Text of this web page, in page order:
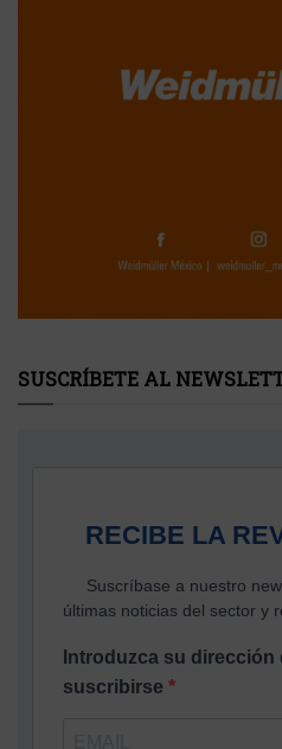
SUSCRÍBETE AL
RECIBE LA
Suscríbase a nuestro
últimas noticias del sector y
Introduzca su dirección
suscribirse